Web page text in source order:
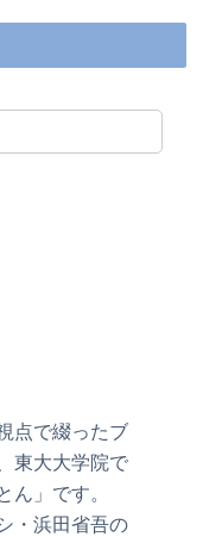
点で綴ったブ
東大大学院で
ん」です。
・浜田省吾の